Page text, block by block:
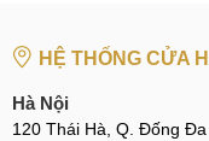
Có nhiều loại màn
số loại màn hình thay
HỆ THỐNG CỬA
Hà Nội
120 Thái Hà, Q. Đống Đa